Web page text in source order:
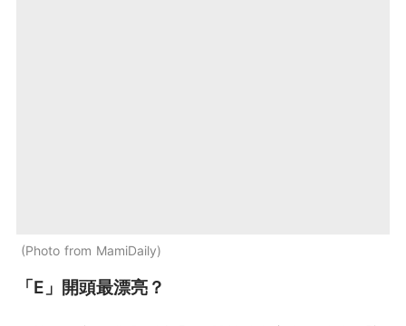
Photo from MamiDaily
「E」開頭最漂亮？